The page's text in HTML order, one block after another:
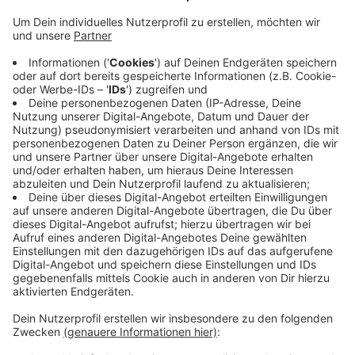
Anzeige
Die Energiekrise habe in den letzten Jahren für hohe
Preise bei Strom und Gas gesorgt, die durch die
Preisbremsen abgefangen wurden, heißt es. Jetzt gibt
es keine Preisbremsen mehr und je nach Vertrag
können die Kosten in die Höhe schießen. Wer mit
starken Preiserhöhungen konfrontiert ist, könnte mit
einem Sonderkündigungsrecht wechseln, so die
Verbraucherzentrale. Es könne sich also lohnen,
Neuverträge zu vergleichen. Derzeit liegen demnach
viele Verträge bei unter 30 Cent je Kilowattstunde.
Anzeige